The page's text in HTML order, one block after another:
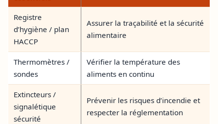
Registre
d’hygiène / plan
HACCP
Assurer la traçabilité et la sécurité
alimentaire
Thermomètres /
sondes
Vérifier la température des
aliments en continu
Extincteurs /
signalétique
sécurité
Prévenir les risques d’incendie et
respecter la réglementation